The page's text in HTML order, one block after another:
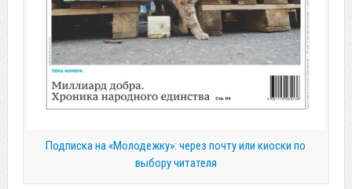
Подписка на «Молодежку»: через почту или киоски по
выбору читателя